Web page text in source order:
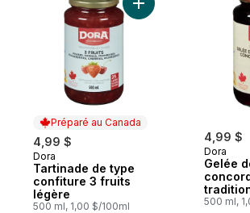
Préparé au Canada
4,99 $
Préparé au Canada
Dora
Tartinade de type
confiture 3 fruits
légère
500 ml, 1,00 $/100ml
Ajouter Tartinade
4,99 $
Dora
Gelée
500 ml,